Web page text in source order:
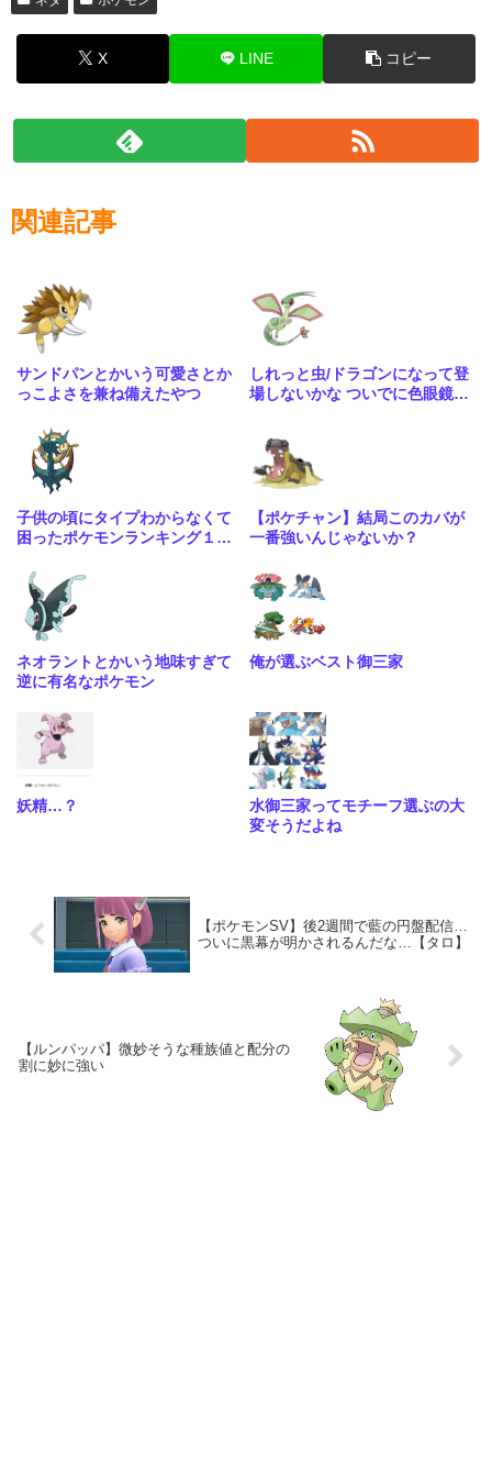
X LINE コピー
関連記事
サンドパンとかいう可愛さとか
っこよさを兼ね備えたやつ
しれっと虫/ドラゴンになって登
場しないかな ついでに色眼鏡辺
子供の頃にタイプわからなくて
困ったポケモンランキング１位
【ポケチャン】結局このカバが
一番強いんじゃないか？
ネオラントとかいう地味すぎて
逆に有名なポケモン
俺が選ぶベスト御三家
妖精…？
水御三家ってモチーフ選ぶの大
変そうだよね
【ポケモンSV】後2週間で藍の円盤配信…
ついに黒幕が明かされるんだな…【タロ】
【ルンパッパ】微妙そうな種族値と配分の
割に妙に強い